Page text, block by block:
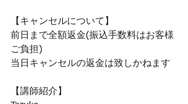
【キャンセルについて】
前日まで全額返金(振込手数料はお客様
ご負担)
当日キャンセルの返金は致しかねます
【講師紹介】